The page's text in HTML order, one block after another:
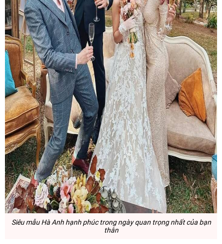
Siêu mẫu Hà Anh hạnh phúc trong ngày quan trọng nhất của bạn
thân